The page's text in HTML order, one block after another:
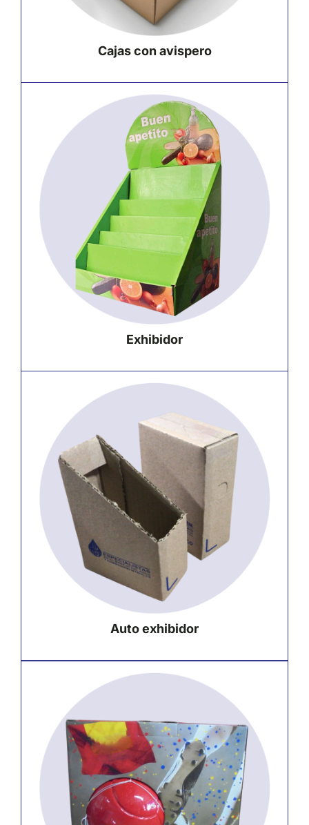
Cajas con avispero
Exhibidor
Auto exhibidor